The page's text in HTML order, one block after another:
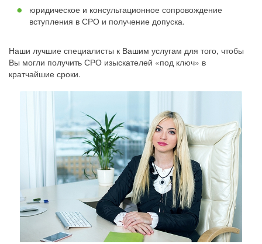
юридическое и консультационное сопровождение
вступления в СРО и получение допуска.
Наши лучшие специалисты к Вашим услугам для того, чтобы
Вы могли получить СРО изыскателей «под ключ» в
кратчайшие сроки.